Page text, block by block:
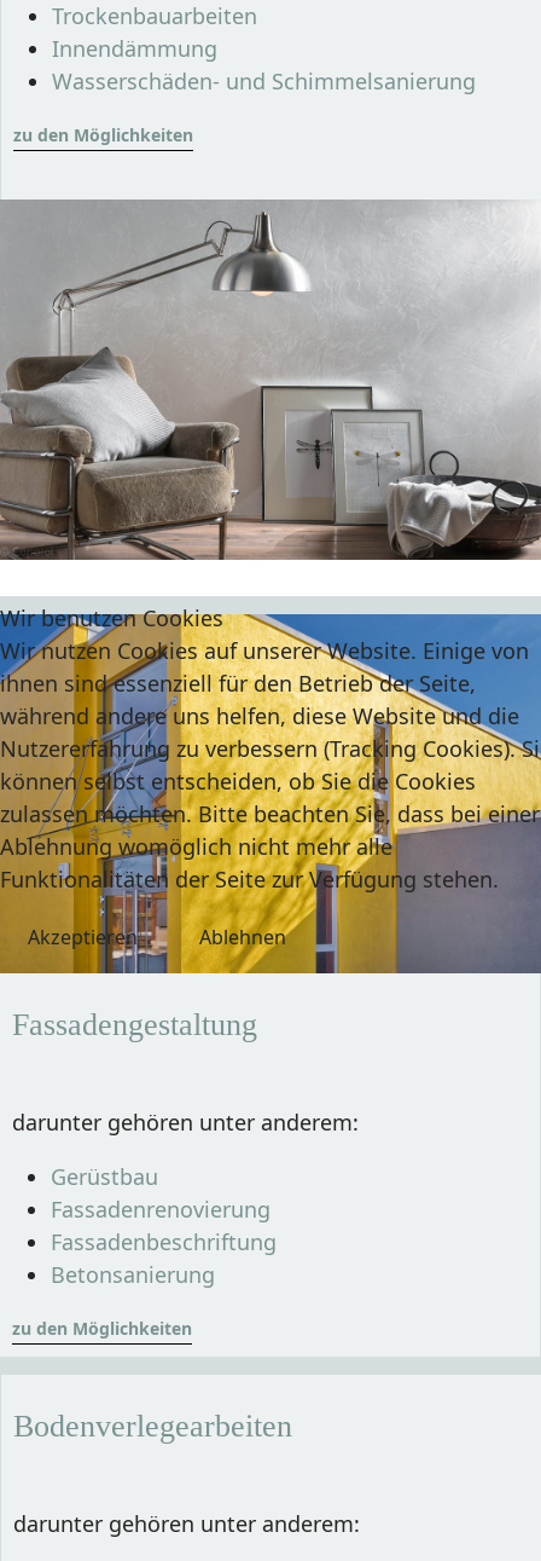
Trockenbauarbeiten
Innendämmung
Wasserschäden- und Schimmelsanierung
zu den Möglichkeiten
Fassadengestaltung
darunter gehören unter anderem:
Gerüstbau
Fassadenrenovierung
Fassadenbeschriftung
Betonsanierung
zu den Möglichkeiten
Bodenverlegearbeiten
darunter gehören unter anderem:
Wir benutzen Cookies
Wir nutzen Cookies auf unserer Website. Einige von
ihnen sind essenziell für den Betrieb der Seite,
während andere uns helfen, diese Website und die
Nutzererfahrung zu verbessern (Tracking Cookies).
können selbst entscheiden, ob Sie die Cookies
zulassen möchten. Bitte beachten Sie, dass bei einer
Ablehnung womöglich nicht mehr alle
Funktionalitäten der Seite zur Verfügung stehen.
Akzeptieren Ablehnen